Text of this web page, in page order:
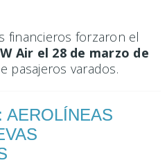
financieros forzaron el
Air el 28 de marzo de
pasajeros varados.
AEROLÍNEAS